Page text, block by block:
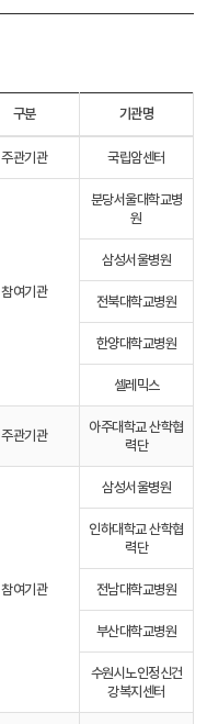
구분 기관명
주관기관 국립암센터
참여기관
분당서울대학교병
원
삼성서울병원
전북대학교병원
한양대학교병원
셀레믹스
주관기관
아주대학교 산학협
력단
참여기관
삼성서울병원
인하대학교 산학협
력단
전남대학교병원
부산대학교병원
수원시노인정신건
강복지센터